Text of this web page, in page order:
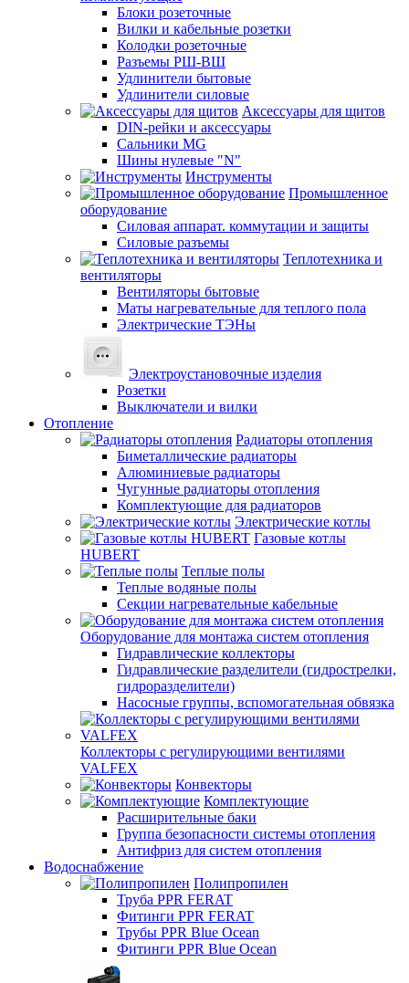
Блоки розеточные
Вилки и кабельные розетки
Колодки розеточные
Разъемы РШ-ВШ
Удлинители бытовые
Удлинители силовые
Аксессуары для щитов
DIN-рейки и аксессуары
Сальники MG
Шины нулевые "N"
Инструменты
Промышленное
оборудование
Силовая аппарат. коммутации и защиты
Силовые разъемы
Теплотехника и
вентиляторы
Вентиляторы бытовые
Маты нагревательные для теплого пола
Электрические ТЭНы
Электроустановочные изделия
Розетки
Выключатели и вилки
Отопление
Радиаторы отопления
Биметаллические радиаторы
Алюминиевые радиаторы
Чугунные радиаторы отопления
Комплектующие для радиаторов
Электрические котлы
Газовые котлы
HUBERT
Теплые полы
Теплые водяные полы
Секции нагревательные кабельные
Оборудование для монтажа систем отопления
Гидравлические коллекторы
Гидравлические разделители (гидрострелки,
гидроразделители)
Насосные группы, вспомогательная обвязка
Коллекторы с регулирующими вентилями
VALFEX
Конвекторы
Комплектующие
Расширительные баки
Группа безопасности системы отопления
Антифриз для систем отопления
Водоснабжение
Полипропилен
Труба PPR FERAT
Фитинги PPR FERAT
Трубы PPR Blue Ocean
Фитинги PPR Blue Ocean